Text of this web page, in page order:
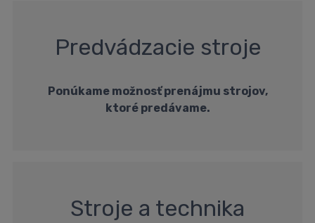
Predvádzacie stroje
Ponúkame možnosť prenájmu strojov,
ktoré predávame.
Stroje a technika